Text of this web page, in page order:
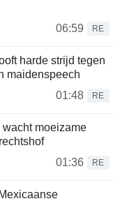
06:59
RE
harde strijd tegen
maidenspeech
01:48
RE
moeizame
01:36
RE